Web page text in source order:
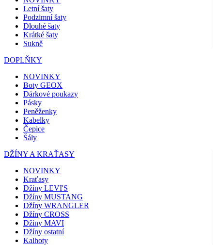
Letní šaty
Podzimní šaty
Dlouhé šaty
Krátké šaty
Sukně
DOPLŇKY
NOVINKY
Boty GEOX
Dárkové poukazy
Pásky
Peněženky
Kabelky
Čepice
Šály
DŽÍNY A KRAŤASY
NOVINKY
Kraťasy
Džíny LEVI'S
Džíny MUSTANG
Džíny WRANGLER
Džíny CROSS
Džíny MAVI
Džíny ostatní
Kalhoty